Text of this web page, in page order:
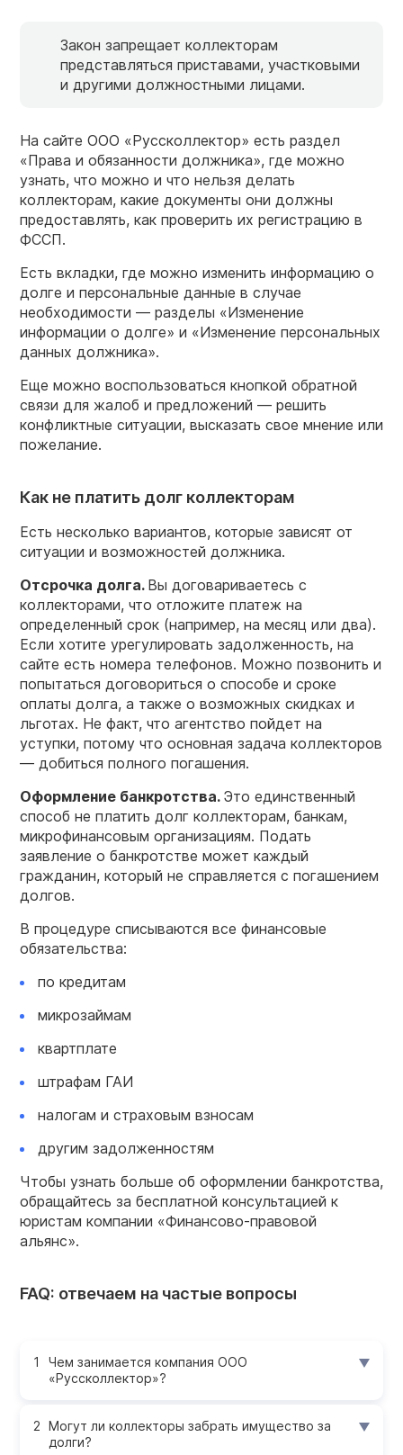
Закон запрещает коллекторам
представляться приставами, участковыми
и другими должностными лицами.
На сайте ООО «Руссколлектор» есть раздел
«Права и обязанности должника», где можно
узнать, что можно и что нельзя делать
коллекторам, какие документы они должны
предоставлять, как проверить их регистрацию в
ФССП.
Есть вкладки, где можно изменить информацию о
долге и персональные данные в случае
необходимости — разделы «Изменение
информации о долге» и «Изменение персональных
данных должника».
Еще можно воспользоваться кнопкой обратной
связи для жалоб и предложений — решить
конфликтные ситуации, высказать свое мнение или
пожелание.
Как не платить долг коллекторам
Есть несколько вариантов, которые зависят от
ситуации и возможностей должника.
Отсрочка долга. Вы договариваетесь с
коллекторами, что отложите платеж на
определенный срок (например, на месяц или два).
Если хотите урегулировать задолженность, на
сайте есть номера телефонов. Можно позвонить и
попытаться договориться о способе и сроке
оплаты долга, а также о возможных скидках и
льготах. Не факт, что агентство пойдет на
уступки, потому что основная задача коллекторов
— добиться полного погашения.
Оформление банкротства. Это единственный
способ не платить долг коллекторам, банкам,
микрофинансовым организациям. Подать
заявление о банкротстве может каждый
гражданин, который не справляется с погашением
долгов.
В процедуре списываются все финансовые
обязательства:
по кредитам
микрозаймам
квартплате
штрафам ГАИ
налогам и страховым взносам
другим задолженностям
Чтобы узнать больше об оформлении банкротства,
обращайтесь за бесплатной консультацией к
юристам компании «Финансово-правовой
альянс».
FAQ: отвечаем на частые вопросы
Чем занимается компания ООО
«Руссколлектор»?
Могут ли коллекторы забрать имущество за
долги?